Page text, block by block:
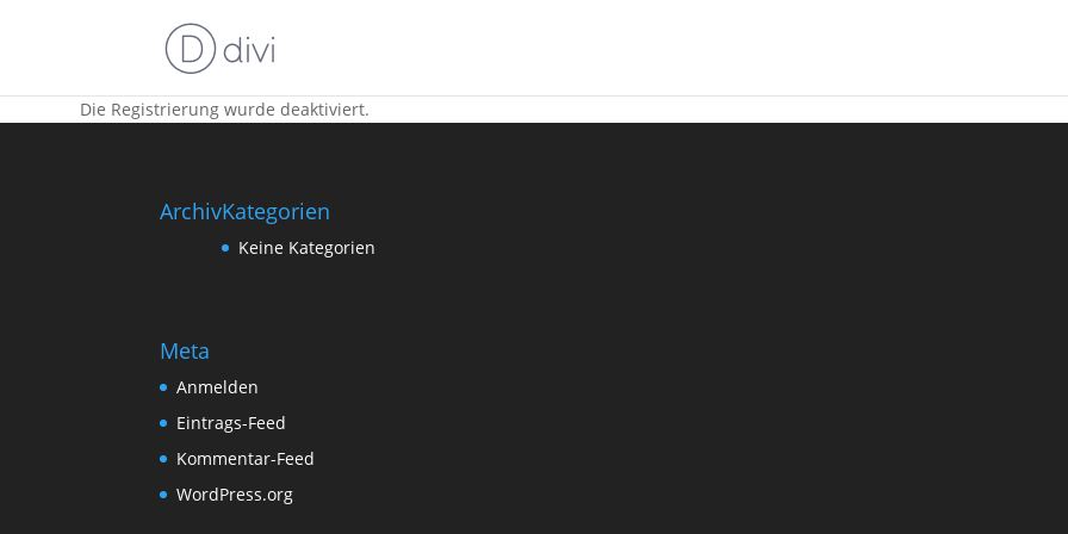
Die Registrierung wurde deaktiviert.
ArchivKategorien
Keine Kategorien
Meta
Anmelden
Eintrags-Feed
Kommentar-Feed
WordPress.org